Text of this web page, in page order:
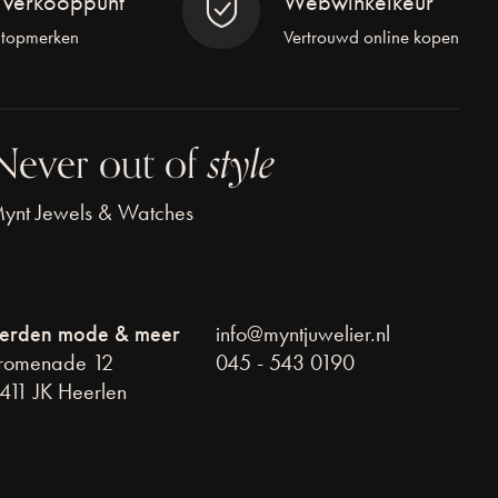
Vertrouwd online kopen
out ofstyle
Jewels & Watches
mode & meer
12
JK Heerlen
info@myntjuwelier.nl
045 - 543 0190